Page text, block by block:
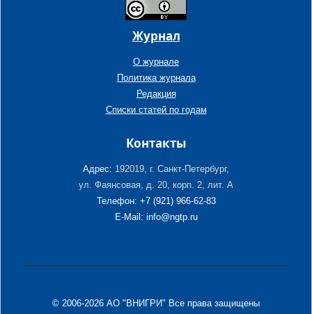
Журнал
О журнале
Политика журнала
Редакция
Списки статей по годам
Контакты
Адрес: 192019, г. Санкт-Петербург,
ул. Фаянсовая, д. 20, корп. 2, лит. А
Телефон: +7 (921) 966-62-83
E-Mail: info@ngtp.ru
© 2006-2026 АО "ВНИГРИ" Все права защищены